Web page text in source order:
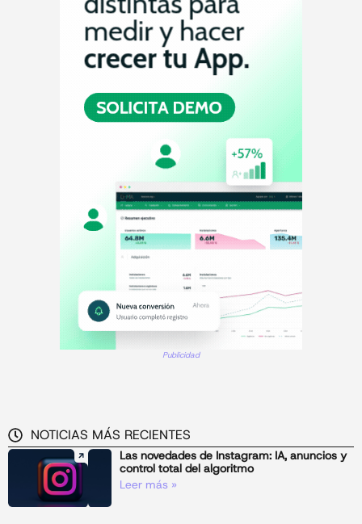
Publicidad
NOTICIAS MÁS RECIENTES
Las novedades de Instagram: IA, anuncios y
control total del algoritmo
Leer más »